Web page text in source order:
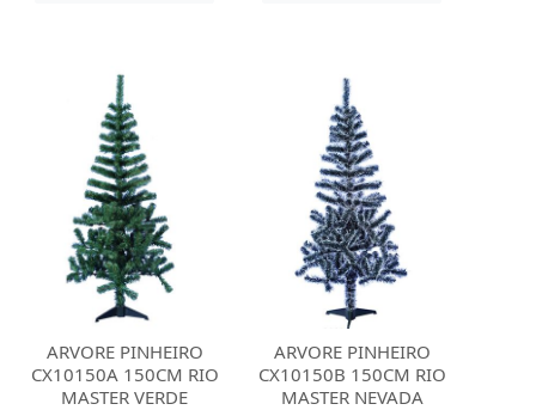
ARVORE PINHEIRO
CX10150A 150CM RIO
MASTER VERDE
ARVORE PINHEIRO
CX10150B 150CM RIO
MASTER NEVADA